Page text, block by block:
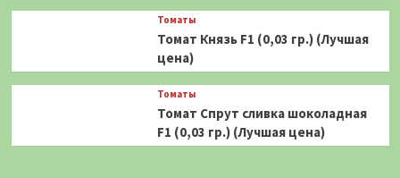
Томаты
Томат Князь F1 (0,03 гр.) (Лучшая
цена)
Томаты
Томат Спрут сливка шоколадная
F1 (0,03 гр.) (Лучшая цена)